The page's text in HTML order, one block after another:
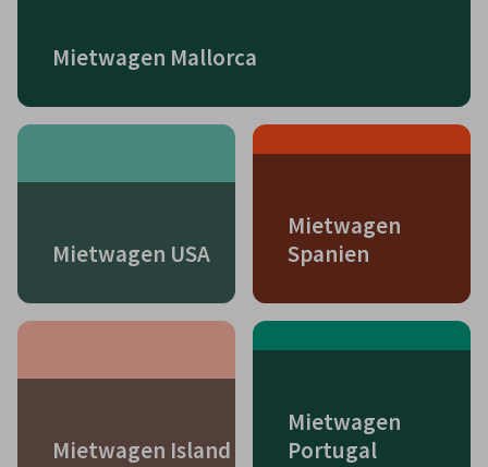
Mietwagen Mallorca
Mietwagen USA
Mietwagen
Spanien
Mietwagen Island
Mietwagen
Portugal